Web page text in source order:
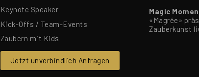
Keynote Speaker
Kick-Offs / Team-Events
Zaubern mit Kids
Jetzt unverbindlich Anfragen
Magic
«Magrée»
Zauberkunst